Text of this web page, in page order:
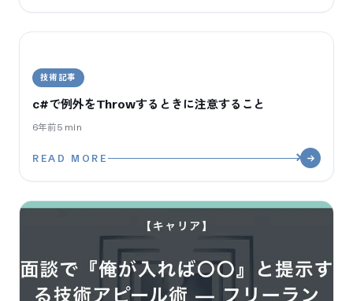
技術記事
c#で例外をThrowするときに注意すること
6年前5min
READ MORE